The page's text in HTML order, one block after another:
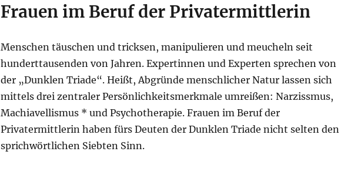
Frauen im Beruf der Privatermittlerin
Menschen täuschen und tricksen, manipulieren und meucheln seit
hunderttausenden von Jahren. Expertinnen und Experten sprechen von
der „Dunklen Triade“. Heißt, Abgründe menschlicher Natur lassen sich
mittels drei zentraler Persönlichkeitsmerkmale umreißen: Narzissmus,
Machiavellismus * und Psychotherapie. Frauen im Beruf der
Privatermittlerin haben fürs Deuten der Dunklen Triade nicht selten den
sprichwörtlichen Siebten Sinn.